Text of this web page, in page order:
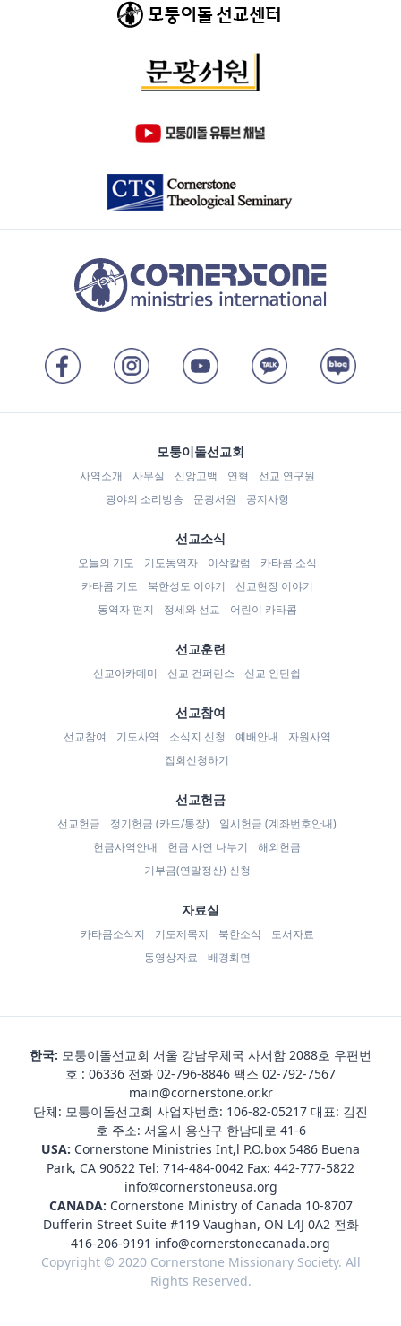
모퉁이돌선교회
사역소개 사무실 신앙고백 연혁
선교 연구원
광야의 소리방송
문광서원 공지사항
선교소식
오늘의 기도 기도동역자 이삭칼럼
카타콤 소식
카타콤 기도
북한성도 이야기
선교현장 이야기
동역자 편지
정세와 선교 어린이 카타콤
선교훈련
선교아카데미 선교 컨퍼런스 선교 인턴쉽
선교참여
선교참여 기도사역 소식지 신청 예배안내
자원사역
집회신청하기
선교헌금
선교헌금 정기헌금 (카드/통장)
일시헌금 (계좌번호안내)
헌금사역안내
헌금 사연 나누기
해외헌금
기부금(연말정산) 신청
자료실
카타콤소식지 기도제목지 북한소식
도서자료
동영상자료
배경화면
한국: 모퉁이돌선교회 서울 강남우체국 사서함 2088호 우편번
호 : 06336 전화 02-796-8846 팩스 02-792-7567
main@cornerstone.or.kr
단체: 모퉁이돌선교회 사업자번호: 106-82-05217 대표: 김진
호 주소: 서울시 용산구 한남대로 41-6
USA: Cornerstone Ministries Int,l P.O.box 5486 Buena
Park, CA 90622 Tel: 714-484-0042 Fax: 442-777-5822
info@cornerstoneusa.org
CANADA: Cornerstone Ministry of Canada 10-8707
Dufferin Street Suite #119 Vaughan, ON L4J 0A2 전화
416-206-9191 info@cornerstonecanada.org
Copyright © 2020 Cornerstone Missionary Society. All
Rights Reserved.